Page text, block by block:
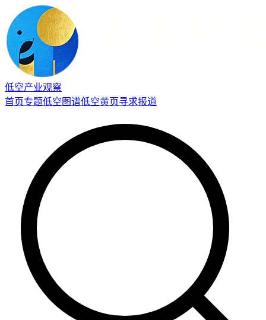
低空产业观察
首页专题低空图谱低空黄页寻求报道